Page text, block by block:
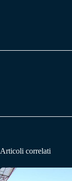
pp m
Articoli correlati